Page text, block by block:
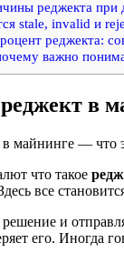
реджекта при
stale, invalid и
реджекта:
важно
в
что такое
все
и
его. Иногда